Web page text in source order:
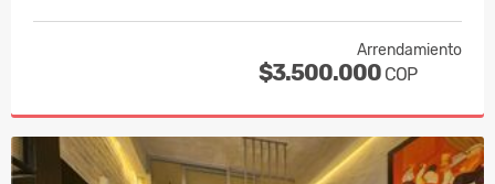
Arrendamiento
$3.500.000 COP